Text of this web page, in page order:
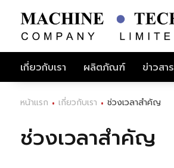
เกี่ยวกับเรา ผลิตภัณฑ์ ข่าวสาร
หน้าแรก • เกี่ยวกับเรา • ช่วงเวลาสำคัญ
ช่วงเวลาสำคัญ